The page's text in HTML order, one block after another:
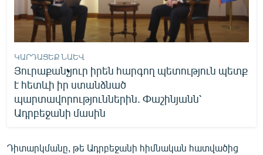
ԿԱՐԴԱՑԵՔ ՆԱԵՎ
Յուրաքանչյուր իրեն հարգող պետություն պետք
է հետևի իր ստանձնած
պարտավորություններին. Փաշինյանն՝
Ադրբեջանի մասին
Դիտարկմանը, թե Ադրբեջանի հիմնական հատվածից